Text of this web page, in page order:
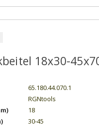
18x30-
65.180.44.070.1
RGNtools
18
30-45